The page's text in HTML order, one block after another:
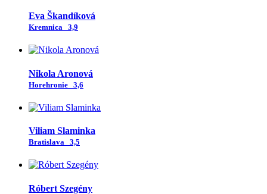
Eva Škandíková
Kremnica 3,9
Nikola Aronová
Horehronie 3,6
Viliam Slaminka
Bratislava 3,5
Róbert Szegény